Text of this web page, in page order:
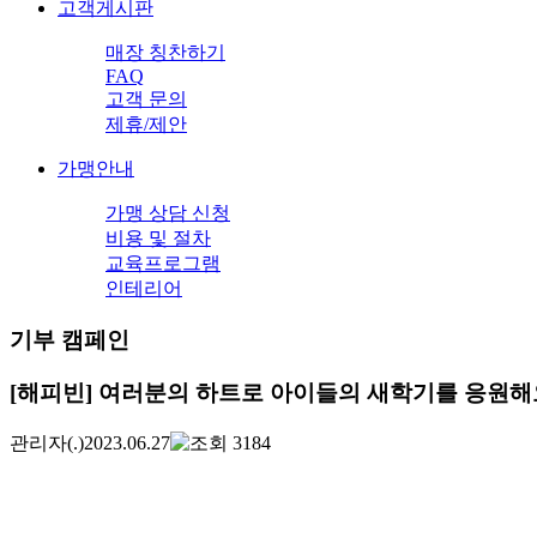
고객게시판
매장 칭찬하기
FAQ
고객 문의
제휴/제안
가맹안내
가맹 상담 신청
비용 및 절차
교육프로그램
인테리어
기부 캠페인
[해피빈] 여러분의 하트로 아이들의 새학기를 응원
관리자(.)2023.06.27 3184